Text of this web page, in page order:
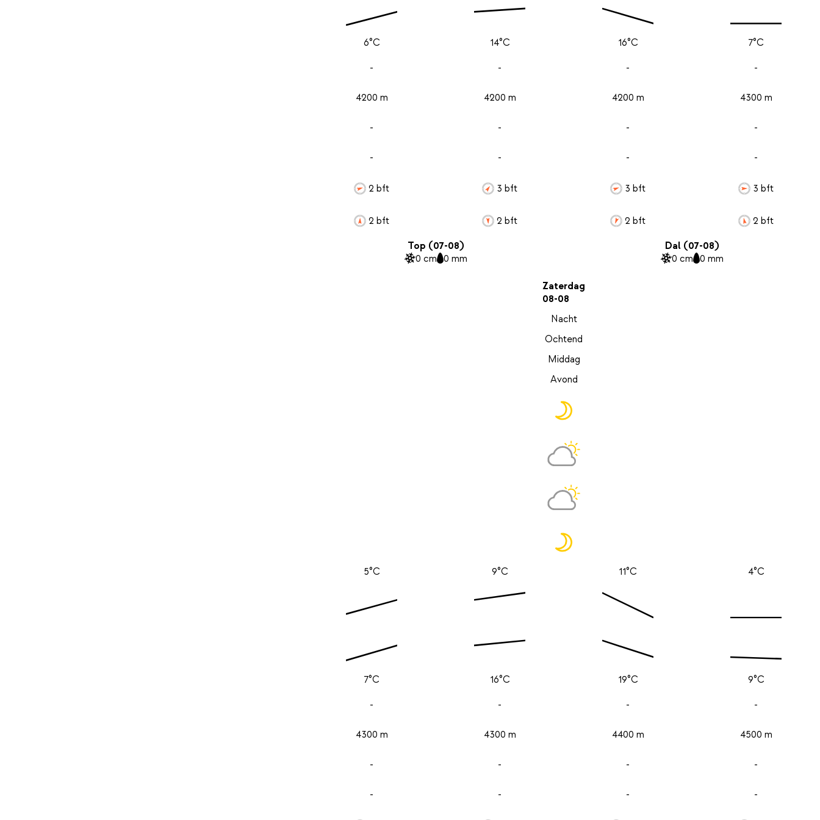
6°C
-
4200 m
-
-
2 bft
2 bft
14°C
-
4200 m
-
-
3 bft
2 bft
16°C
-
4200 m
-
-
3 bft
2 bft
7°C
-
4300 m
-
-
3 bft
2 bft
Top (07-08)
0 cm 0 mm
Dal (07-08)
0 cm 0 mm
Zaterdag
08-08
Nacht
Ochtend
Middag
Avond
5°C
7°C
-
4300 m
-
-
9°C
16°C
-
4300 m
-
-
11°C
19°C
-
4400 m
-
-
4°C
9°C
-
4500 m
-
-